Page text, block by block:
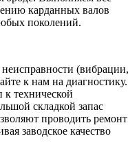
карданных валов
поколений.
(вибрации,
к нам на диагностику.
к технической
складкой запас
проводить ремонт
заводское качество